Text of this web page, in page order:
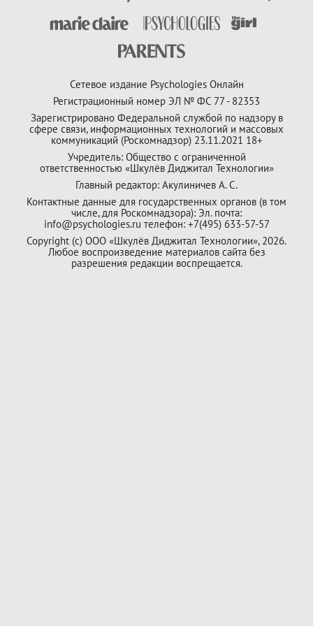
Сетевое издание Psychologies Онлайн
Регистрационный номер ЭЛ № ФС 77 - 82353
Зарегистрировано Федеральной службой по надзору в
сфере связи, информационных технологий и массовых
коммуникаций (Роскомнадзор) 23.11.2021 18+
Учредитель: Общество с ограниченной
ответственностью «Шкулёв Диджитал Технологии»
Главный редактор: Акулиничев А. С.
Контактные данные для государственных органов (в том
числе, для Роскомнадзора): Эл. почта:
info@psychologies.ru телефон: +7(495) 633-57-57
Copyright (с) ООО «Шкулёв Диджитал Технологии», 2026.
Любое воспроизведение материалов сайта без
разрешения редакции воспрещается.